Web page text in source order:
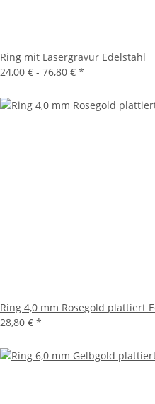
Ring mit Lasergravur Edelstahl
24,00 € - 76,80 € *
Ring 4,0 mm Rosegold plattiert
28,80 € *